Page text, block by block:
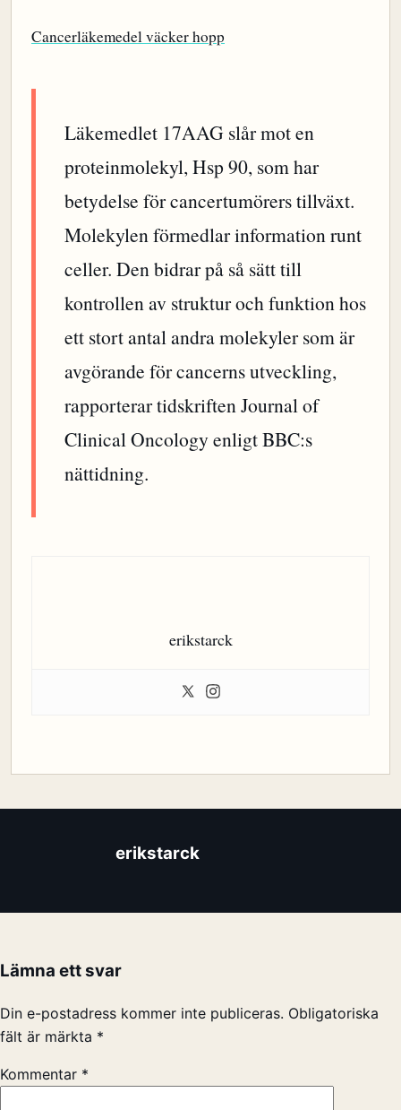
Cancerläkemedel väcker hopp
Läkemedlet 17AAG slår mot en
proteinmolekyl, Hsp 90, som har
betydelse för cancertumörers tillväxt.
Molekylen förmedlar information runt
celler. Den bidrar på så sätt till
kontrollen av struktur och funktion hos
ett stort antal andra molekyler som är
avgörande för cancerns utveckling,
rapporterar tidskriften Journal of
Clinical Oncology enligt BBC:s
nättidning.
erikstarck
erikstarck
Lämna ett svar
Din e-postadress kommer inte publiceras. Obligatoriska
fält är märkta *
Kommentar *